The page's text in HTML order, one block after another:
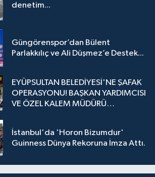
denetim...
Güngörenspor’dan Bülent
Parlakkılıç ve Ali Düşmez’e Destek...
EYÜPSULTAN BELEDİYESİ'NE ŞAFAK
OPERASYONU! BAŞKAN YARDIMCISI
VE ÖZEL KALEM MÜDÜRÜ
İstanbul'da 'Horon Bizumdur'
Guinness Dünya Rekoruna İmza Attı.